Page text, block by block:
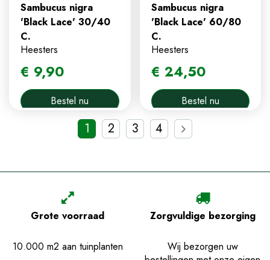
Sambucus nigra
'Black Lace' 30/40
C.
Heesters
€ 9,90
Bestel nu
Sambucus nigra
'Black Lace' 60/80
C.
Heesters
€ 24,50
Bestel nu
1 2 3 4
Grote voorraad
10.000 m2 aan tuinplanten
Zorgvuldige bezorging
Wij bezorgen uw